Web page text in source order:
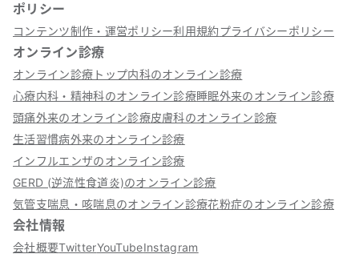
ポリシー
コンテンツ制作・運営ポリシー利用規約プライバシーポリシー
オンライン診療
オンライン診療トップ内科のオンライン診療
心療内科・精神科のオンライン診療睡眠外来のオンライン診療
頭痛外来のオンライン診療皮膚科のオンライン診療
生活習慣病外来のオンライン診療
インフルエンザのオンライン診療
GERD (逆流性食道炎)のオンライン診療
気管支喘息・咳喘息のオンライン診療花粉症のオンライン診療
会社情報
会社概要TwitterYouTubeInstagram